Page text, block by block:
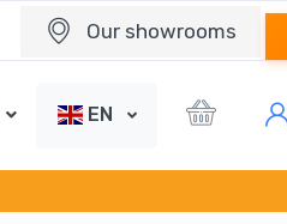
Our showrooms
EN